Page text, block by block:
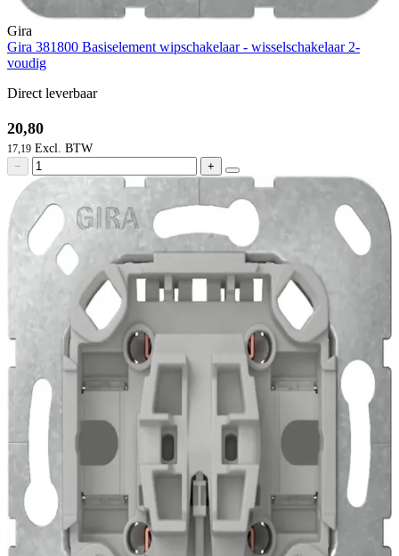
Gira
Gira 381800 Basiselement wipschakelaar - wisselschakelaar 2-
voudig
Direct leverbaar
20,80
17,19
− +